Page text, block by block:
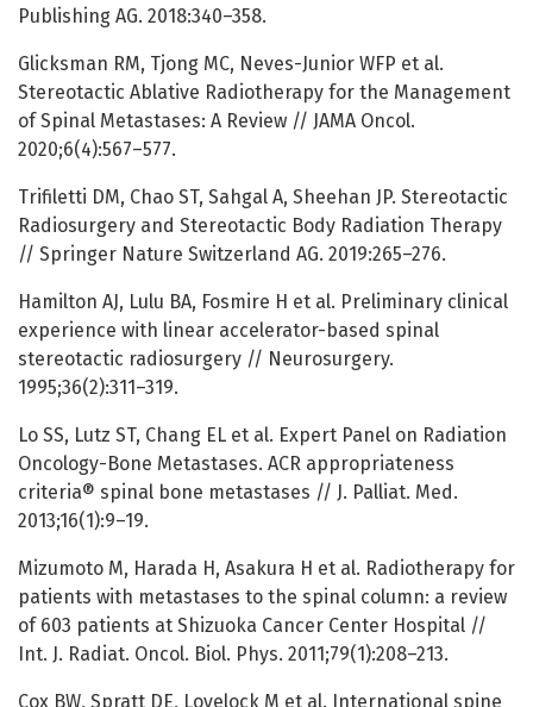
Publishing AG. 2018:340–358.
Glicksman RM, Tjong MC, Neves-Junior WFP et al.
Stereotactic Ablative Radiotherapy for the Management
of Spinal Metastases: A Review // JAMA Oncol.
2020;6(4):567–577.
Trifiletti DM, Chao ST, Sahgal A, Sheehan JP. Stereotactic
Radiosurgery and Stereotactic Body Radiation Therapy
// Springer Nature Switzerland AG. 2019:265–276.
Hamilton AJ, Lulu BA, Fosmire H et al. Preliminary clinical
experience with linear accelerator-based spinal
stereotactic radiosurgery // Neurosurgery.
1995;36(2):311–319.
Lo SS, Lutz ST, Chang EL et al. Expert Panel on Radiation
Oncology-Bone Metastases. ACR appropriateness
criteria® spinal bone metastases // J. Palliat. Med.
2013;16(1):9–19.
Mizumoto M, Harada H, Asakura H et al. Radiotherapy for
patients with metastases to the spinal column: a review
of 603 patients at Shizuoka Cancer Center Hospital //
Int. J. Radiat. Oncol. Biol. Phys. 2011;79(1):208–213.
Cox BW, Spratt DE, Lovelock M et al. International spine